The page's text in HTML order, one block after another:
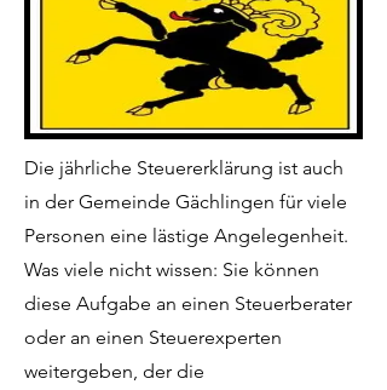
Die jährliche Steuererklärung ist auch
in der Gemeinde Gächlingen für viele
Personen eine lästige Angelegenheit.
Was viele nicht wissen: Sie können
diese Aufgabe an einen Steuerberater
oder an einen Steuerexperten
weitergeben, der die